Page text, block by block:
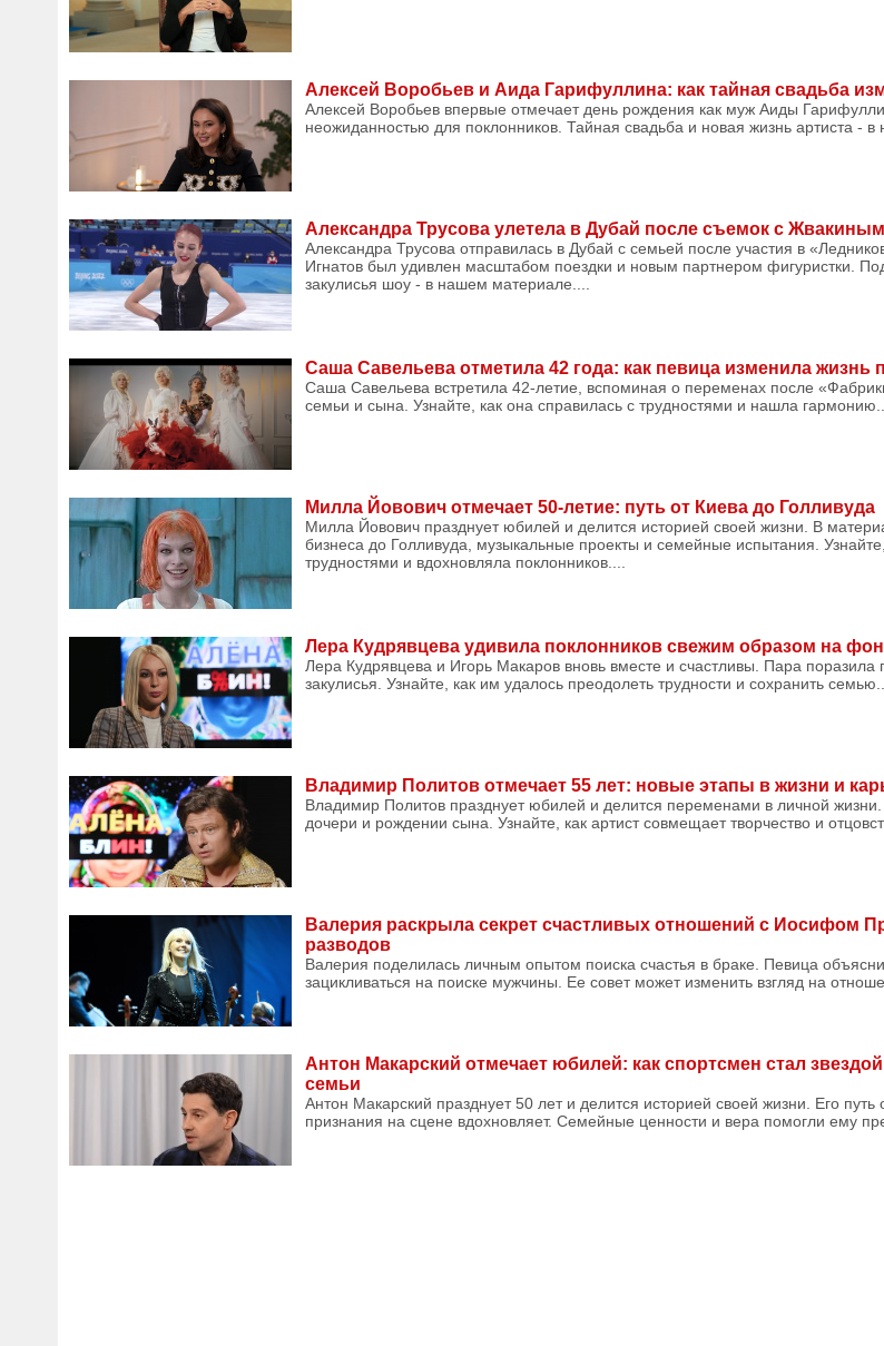
Алексей Воробьев и Аида Гарифуллина: как тайная свадьба
Алексей Воробьев впервые отмечает день рождения как муж Аиды
неожиданностью для поклонников. Тайная свадьба и новая жизнь артиста - в
Александра Трусова улетела в Дубай после съемок с Жвакиным
Александра Трусова отправилась в Дубай с семьей после участия в
Игнатов был удивлен масштабом поездки и новым партнером фигуристки.
закулисья шоу - в нашем материале....
Саша Савельева отметила 42 года: как певица изменила жизнь
Саша Савельева встретила 42-летие, вспоминая о переменах после
семьи и сына. Узнайте, как она справилась с трудностями и нашла гармонию....
Милла Йовович отмечает 50-летие: путь от Киева до Голливуда
Милла Йовович празднует юбилей и делится историей своей жизни. В
бизнеса до Голливуда, музыкальные проекты и семейные испытания.
трудностями и вдохновляла поклонников....
Лера Кудрявцева удивила поклонников свежим образом на
Лера Кудрявцева и Игорь Макаров вновь вместе и счастливы. Пара поразила
закулисья. Узнайте, как им удалось преодолеть трудности и сохранить семью....
Владимир Политов отмечает 55 лет: новые этапы в жизни и
Владимир Политов празднует юбилей и делится переменами в личной жизни.
дочери и рождении сына. Узнайте, как артист совмещает творчество и
Валерия раскрыла секрет счастливых отношений с Иосифом
разводов
Валерия поделилась личным опытом поиска счастья в браке. Певица
зацикливаться на поиске мужчины. Ее совет может изменить взгляд на
Антон Макарский отмечает юбилей: как спортсмен стал
семьи
Антон Макарский празднует 50 лет и делится историей своей жизни. Его
признания на сцене вдохновляет. Семейные ценности и вера помогли ему